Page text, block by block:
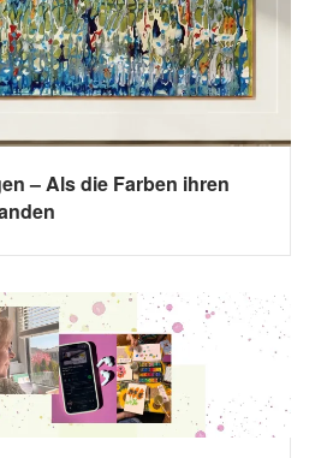
– Als die Farben ihren